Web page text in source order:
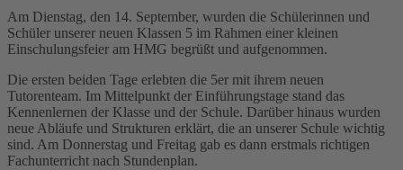
Am Dienstag, den 14. September, wurden die Schülerinnen und
Schüler unserer neuen Klassen 5 im Rahmen einer kleinen
Einschulungsfeier am HMG begrüßt und aufgenommen.
Die ersten beiden Tage erlebten die 5er mit ihrem neuen
Tutorenteam. Im Mittelpunkt der Einführungstage stand das
Kennenlernen der Klasse und der Schule. Darüber hinaus wurden
neue Abläufe und Strukturen erklärt, die an unserer Schule wichtig
sind. Am Donnerstag und Freitag gab es dann erstmals richtigen
Fachunterricht nach Stundenplan.